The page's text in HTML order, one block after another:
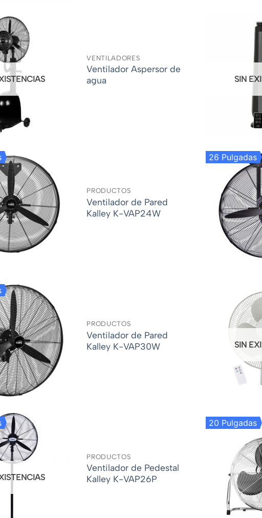
VENTILADORES
Ventilador Aspersor de
agua
SIN
PRODUCTOS
Ventilador de Pared
Kalley K-VAP24W
26 Pulgadas
PRODUCTOS
Ventilador de Pared
Kalley K-VAP30W
SIN
PRODUCTOS
Ventilador de Pedestal
Kalley K-VAP26P
20 Pulgadas